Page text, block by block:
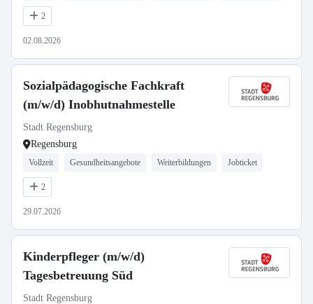
2
02.08.2026
Sozialpädagogische Fachkraft
(m/w/d) Inobhutnahmestelle
Stadt Regensburg
Regensburg
Vollzeit Gesundheitsangebote Weiterbildungen Jobticket
2
29.07.2026
Kinderpfleger (m/w/d)
Tagesbetreuung Süd
Stadt Regensburg